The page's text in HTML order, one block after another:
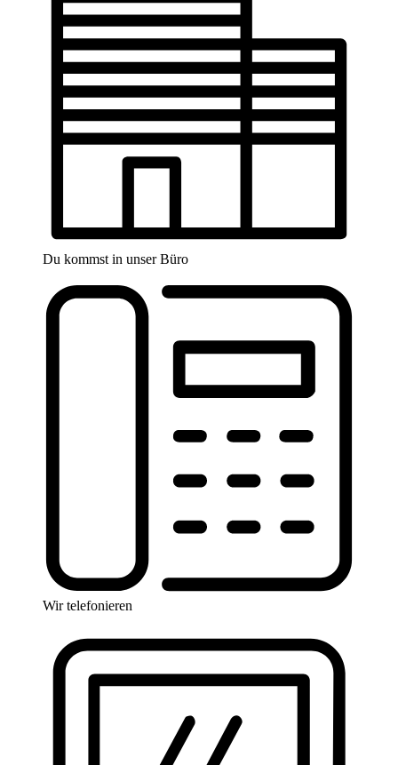
Du kommst in unser Büro
Wir telefonieren